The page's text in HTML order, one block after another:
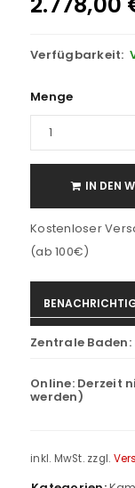
Verfügbarkeit:
Menge
IN DEN
Kostenloser
(ab 100€)
Zentrale Baden:
Online: Derzeit
werden)
inkl. MwSt. zzgl.